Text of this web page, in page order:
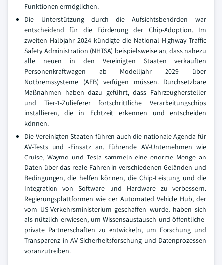
Funktionen ermöglichen.
Die Unterstützung durch die Aufsichtsbehörden war
entscheidend für die Förderung der Chip-Adoption. Im
zweiten Halbjahr 2024 kündigte die National Highway Traffic
Safety Administration (NHTSA) beispielsweise an, dass nahezu
alle neuen in den Vereinigten Staaten verkauften
Personenkraftwagen ab Modelljahr 2029 über
Notbremssysteme (AEB) verfügen müssen. Durchsetzbare
Maßnahmen haben dazu geführt, dass Fahrzeughersteller
und Tier-1-Zulieferer fortschrittliche Verarbeitungschips
installieren, die in Echtzeit erkennen und entscheiden
können.
Die Vereinigten Staaten führen auch die nationale Agenda für
AV-Tests und -Einsatz an. Führende AV-Unternehmen wie
Cruise, Waymo und Tesla sammeln eine enorme Menge an
Daten über das reale Fahren in verschiedenen Geländen und
Bedingungen, die helfen können, die Chip-Leistung und die
Integration von Software und Hardware zu verbessern.
Regierungsplattformen wie der Automated Vehicle Hub, der
vom US-Verkehrsministerium geschaffen wurde, haben sich
als nützlich erwiesen, um Wissensaustausch und öffentliche-
private Partnerschaften zu entwickeln, um Forschung und
Transparenz in AV-Sicherheitsforschung und Datenprozessen
voranzutreiben.